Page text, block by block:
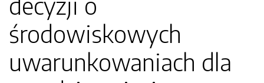
środowiskowych
uwarunkowaniach dla